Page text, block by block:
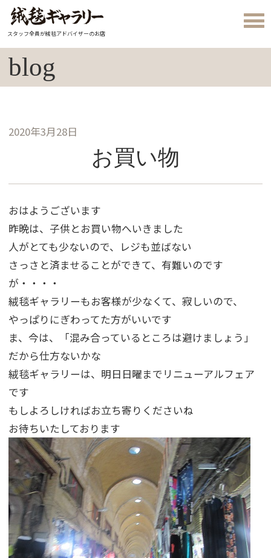
スタッフ全員が絨毯アドバイザーのお店
blog
2020年3月28日
お買い物
おはようございます
昨晩は、子供とお買い物へいきました
人がとても少ないので、レジも並ばない
さっさと済ませることができて、有難いのです
が・・・・
絨毯ギャラリーもお客様が少なくて、寂しいので、
やっぱりにぎわってた方がいいです
ま、今は、「混み合っているところは避けましょう」
だから仕方ないかな
絨毯ギャラリーは、明日日曜までリニューアルフェア
です
もしよろしければお立ち寄りくださいね
お待ちいたしております